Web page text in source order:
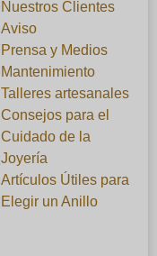
Nuestros Clientes
Aviso
Prensa y Medios
Mantenimiento
Talleres artesanales
Consejos para el
Cuidado de la
Joyería
Artículos Útiles para
Elegir un Anillo